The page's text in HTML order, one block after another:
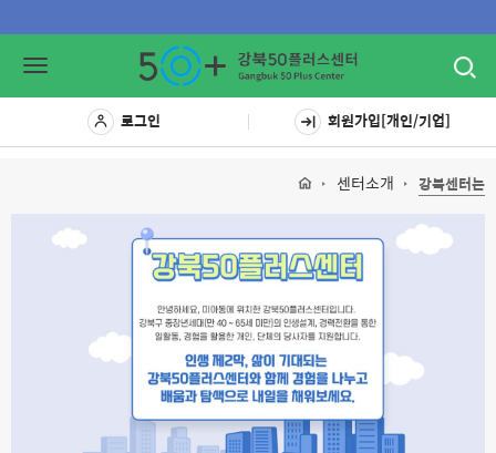
Toggle
로그인 회원가입[개인/기업]
센터소개 강북센터는